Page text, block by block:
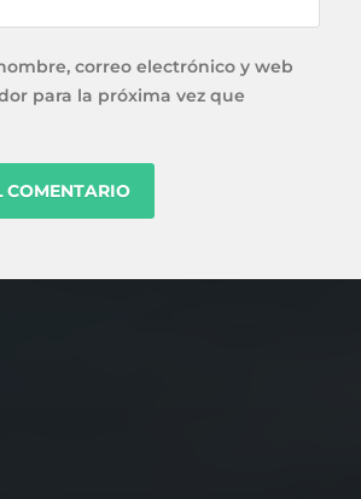
correo electrónico y web
para la próxima vez que